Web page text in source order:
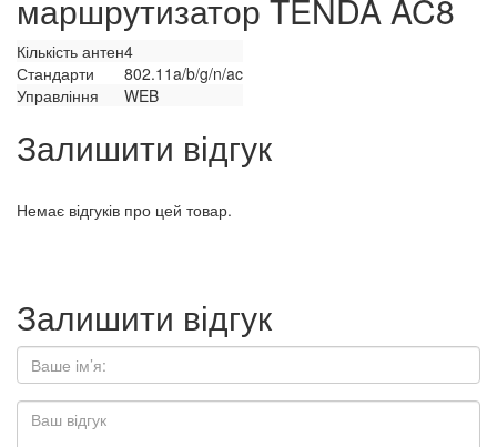
маршрутизатор TENDA AC8
Кількість антен4
Стандарти
802.11a/b/g/n/ac
Управління
WEB
Залишити відгук
Немає відгуків про цей товар.
Залишити відгук